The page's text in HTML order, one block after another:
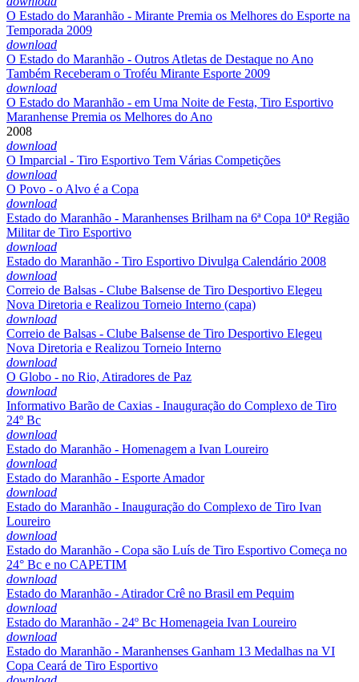
O Estado do Maranhão - Mirante Premia os Melhores do Esporte na
Temporada 2009
download
O Estado do Maranhão - Outros Atletas de Destaque no Ano
Também Receberam o Troféu Mirante Esporte 2009
download
O Estado do Maranhão - em Uma Noite de Festa, Tiro Esportivo
Maranhense Premia os Melhores do Ano
2008
download
O Imparcial - Tiro Esportivo Tem Várias Competições
download
O Povo - o Alvo é a Copa
download
Estado do Maranhão - Maranhenses Brilham na 6ª Copa 10ª Região
Militar de Tiro Esportivo
download
Estado do Maranhão - Tiro Esportivo Divulga Calendário 2008
download
Correio de Balsas - Clube Balsense de Tiro Desportivo Elegeu
Nova Diretoria e Realizou Torneio Interno (capa)
download
Correio de Balsas - Clube Balsense de Tiro Desportivo Elegeu
Nova Diretoria e Realizou Torneio Interno
download
O Globo - no Rio, Atiradores de Paz
download
Informativo Barão de Caxias - Inauguração do Complexo de Tiro
24º Bc
download
Estado do Maranhão - Homenagem a Ivan Loureiro
download
Estado do Maranhão - Esporte Amador
download
Estado do Maranhão - Inauguração do Complexo de Tiro Ivan
Loureiro
download
Estado do Maranhão - Copa são Luís de Tiro Esportivo Começa no
24° Bc e no CAPETIM
download
Estado do Maranhão - Atirador Crê no Brasil em Pequim
download
Estado do Maranhão - 24º Bc Homenageia Ivan Loureiro
download
Estado do Maranhão - Maranhenses Ganham 13 Medalhas na VI
Copa Ceará de Tiro Esportivo